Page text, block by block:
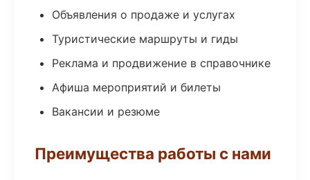
Объявления о продаже и услугах
Туристические маршруты и гиды
Реклама и продвижение в справочнике
Афиша мероприятий и билеты
Вакансии и резюме
Преимущества работы с нами